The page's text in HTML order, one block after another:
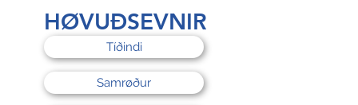
HØVUÐSEVNIR
Tíðindi
Samrøður